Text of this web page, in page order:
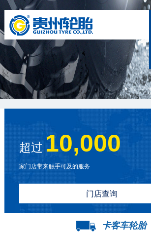
产品中心
卡客车轮胎
工程机械轮胎
工业车辆轮胎
农业机械轮胎
卡客车轮胎
轻型载重货车轮胎
载重货车轮胎
客运汽车轮胎
城市轨道交通轮胎
工程机械轮胎
铲运机重型自卸车
堆高机
龙门吊
正面吊
运架一体机
工业车辆轮胎
实心轮胎
充气斜交工业轮胎
充气全钢工业轮胎
农业机械轮胎
大型农业子午胎
小型农业子午胎
小型农业斜交轮胎
大型农业斜交轮胎
解决方案
卡客车轮胎
工程机械轮胎
工业车辆轮胎
农业轮胎
智慧轮胎
匠心智造
科研实力
技术创新
科研团队
科研专利
服务支持
售后服务
轮胎小常识
下载专区
销售服务热线
投资者关系
公司公告
股价信息
新闻中心
新闻动态
专题专栏
招标/比选公告
关于我们
公司介绍
集团品牌
公司荣誉
发展历程
社会责任
灯塔基金
加入贵轮
社会招聘
人才理念
我在贵轮
超过10,000
家门店带来触手可及的服务
卡客车轮胎